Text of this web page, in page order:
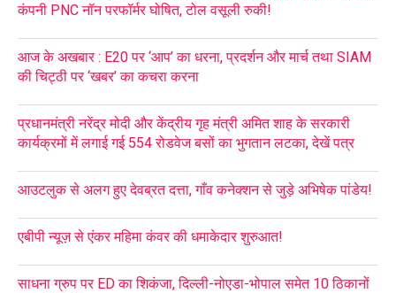
कंपनी PNC नॉन परफॉर्मर घोषित, टोल वसूली रुकी!
आज के अखबार : E20 पर ‘आप’ का धरना, प्रदर्शन और मार्च तथा SIAM
की चिट्ठी पर ‘खबर’ का कचरा करना
प्रधानमंत्री नरेंद्र मोदी और केंद्रीय गृह मंत्री अमित शाह के सरकारी
कार्यक्रमों में लगाई गई 554 रोडवेज बसों का भुगतान लटका, देखें पत्र
आउटलुक से अलग हुए देवब्रत दत्ता, गाँव कनेक्शन से जुड़े अभिषेक पांडेय!
एबीपी न्यूज़ से एंकर महिमा कंवर की धमाकेदार शुरुआत!
साधना ग्रुप पर ED का शिकंजा, दिल्ली-नोएडा-भोपाल समेत 10 ठिकानों